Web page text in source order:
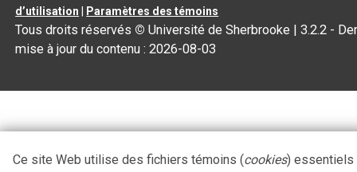
d’utilisation
Paramètres des témoins
Tous droits réservés © Université de Sherbrooke |3.2.2 -
mise à jour du contenu :2026-08-03
Ce site Web utilise des fichiers témoins (cookies) essentiels